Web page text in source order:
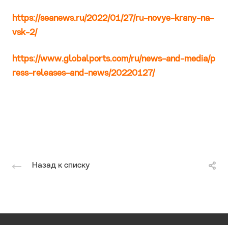
https://seanews.ru/2022/01/27/ru-novye-krany-na-
vsk-2/
https://www.globalports.com/ru/news-and-media/p
ress-releases-and-news/20220127/
Назад к списку